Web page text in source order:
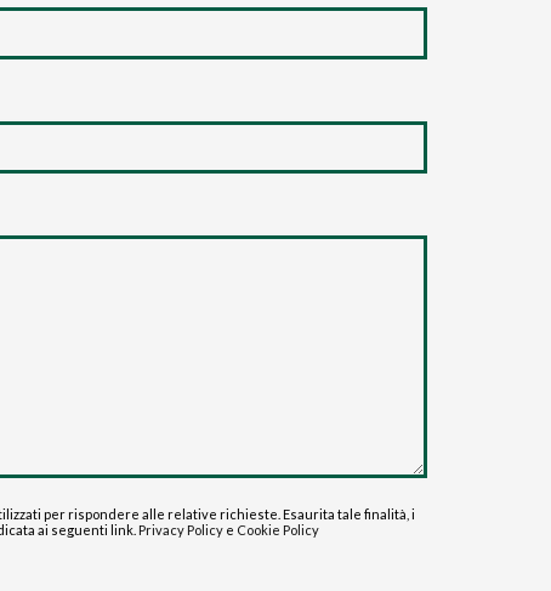
per rispondere alle relative richieste. Esaurita tale finalità, i
ai seguenti link. Privacy Policy e Cookie Policy